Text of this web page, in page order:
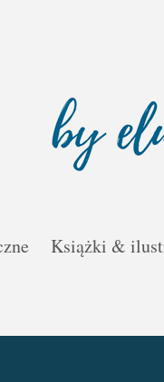
Książki &